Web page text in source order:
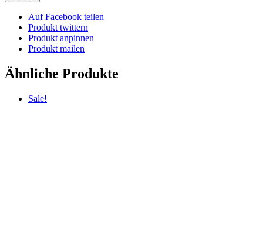
Auf Facebook teilen
Produkt twittern
Produkt anpinnen
Produkt mailen
Ähnliche Produkte
Sale!